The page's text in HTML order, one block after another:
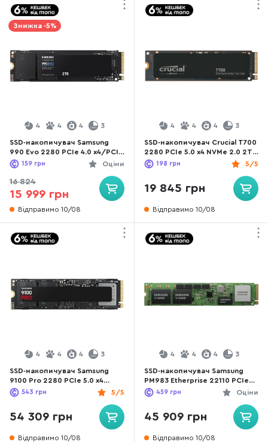
Знижка -5%
4 4 4 3
SSD-накопичувач Samsung
990 Evo 2280 PCIe 4.0 x4/PCIe
5.0 x2 NVMe 2.0 2TB (MZ-
V9E2T0BW)
Оціни
159 грн
16 824
15 999 грн
Відправимо 10/08
4 4 4 3
SSD-накопичувач Crucial T700
2280 PCIe 5.0 x4 NVMe 2.0 2TB
(CT2000T700SSD3)
5/5
198 грн
19 845 грн
Відправимо 10/08
4 4 4 3
SSD-накопичувач Samsung
9100 Pro 2280 PCIe 5.0 x4
NVMe 2.0 4TB (MZ-VAP4T0BW)
5/5
543 грн
54 309 грн
Відправимо 10/08
4 4 4 3
SSD-накопичувач Samsung
PM983 Etherprise 22110 PCIe
3.0 x4 NVMe 960GB OEM
(MZ1LB960HAJQ)
Оціни
459 грн
45 909 грн
Відправимо 10/08